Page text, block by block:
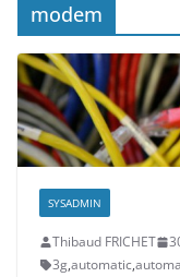
modem
SYSADMIN
Thibaud FRICHET
3g,automatic,